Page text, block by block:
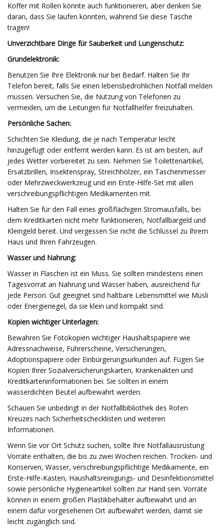
Koffer mit Rollen könnte auch funktionieren, aber denken Sie
daran, dass Sie laufen könnten, während Sie diese Tasche
tragen!
Unverzichtbare Dinge für Sauberkeit und Lungenschutz:
Grundelektronik:
Benutzen Sie Ihre Elektronik nur bei Bedarf. Halten Sie Ihr
Telefon bereit, falls Sie einen lebensbedrohlichen Notfall melden
müssen. Versuchen Sie, die Nutzung von Telefonen zu
vermeiden, um die Leitungen für Notfallhelfer freizuhalten.
Persönliche Sachen:
Schichten Sie Kleidung, die je nach Temperatur leicht
hinzugefügt oder entfernt werden kann. Es ist am besten, auf
jedes Wetter vorbereitet zu sein. Nehmen Sie Toilettenartikel,
Ersatzbrillen, Insektenspray, Streichhölzer, ein Taschenmesser
oder Mehrzweckwerkzeug und ein Erste-Hilfe-Set mit allen
verschreibungspflichtigen Medikamenten mit.
Halten Sie für den Fall eines großflächigen Stromausfalls, bei
dem Kreditkarten nicht mehr funktionieren, Notfallbargeld und
Kleingeld bereit. Und vergessen Sie nicht die Schlüssel zu Ihrem
Haus und Ihren Fahrzeugen.
Wasser und Nahrung:
Wasser in Flaschen ist ein Muss. Sie sollten mindestens einen
Tagesvorrat an Nahrung und Wasser haben, ausreichend für
jede Person. Gut geeignet sind haltbare Lebensmittel wie Müsli
oder Energieriegel, da sie klein und kompakt sind.
Kopien wichtiger Unterlagen:
Bewahren Sie Fotokopien wichtiger Haushaltspapiere wie
Adressnachweise, Führerscheine, Versicherungen,
Adoptionspapiere oder Einbürgerungsurkunden auf. Fügen Sie
Kopien Ihrer Sozialversicherungskarten, Krankenakten und
Kreditkarteninformationen bei. Sie sollten in einem
wasserdichten Beutel aufbewahrt werden.
Schauen Sie unbedingt in der Notfallbibliothek des Roten
Kreuzes nach Sicherheitschecklisten und weiteren
Informationen.
Wenn Sie vor Ort Schutz suchen, sollte Ihre Notfallausrüstung
Vorräte enthalten, die bis zu zwei Wochen reichen. Trocken- und
Konserven, Wasser, verschreibungspflichtige Medikamente, ein
Erste-Hilfe-Kasten, Haushaltsreinigungs- und Desinfektionsmittel
sowie persönliche Hygieneartikel sollten zur Hand sein. Vorräte
können in einem großen Plastikbehälter aufbewahrt und an
einem dafür vorgesehenen Ort aufbewahrt werden, damit sie
leicht zugänglich sind.